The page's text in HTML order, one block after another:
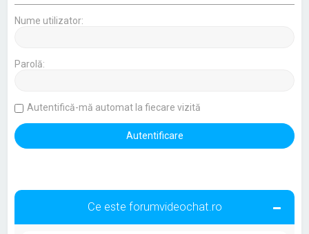
Nume utilizator:
Parolă:
Autentifică-mă automat la fiecare vizită
Ce este forumvideochat.ro